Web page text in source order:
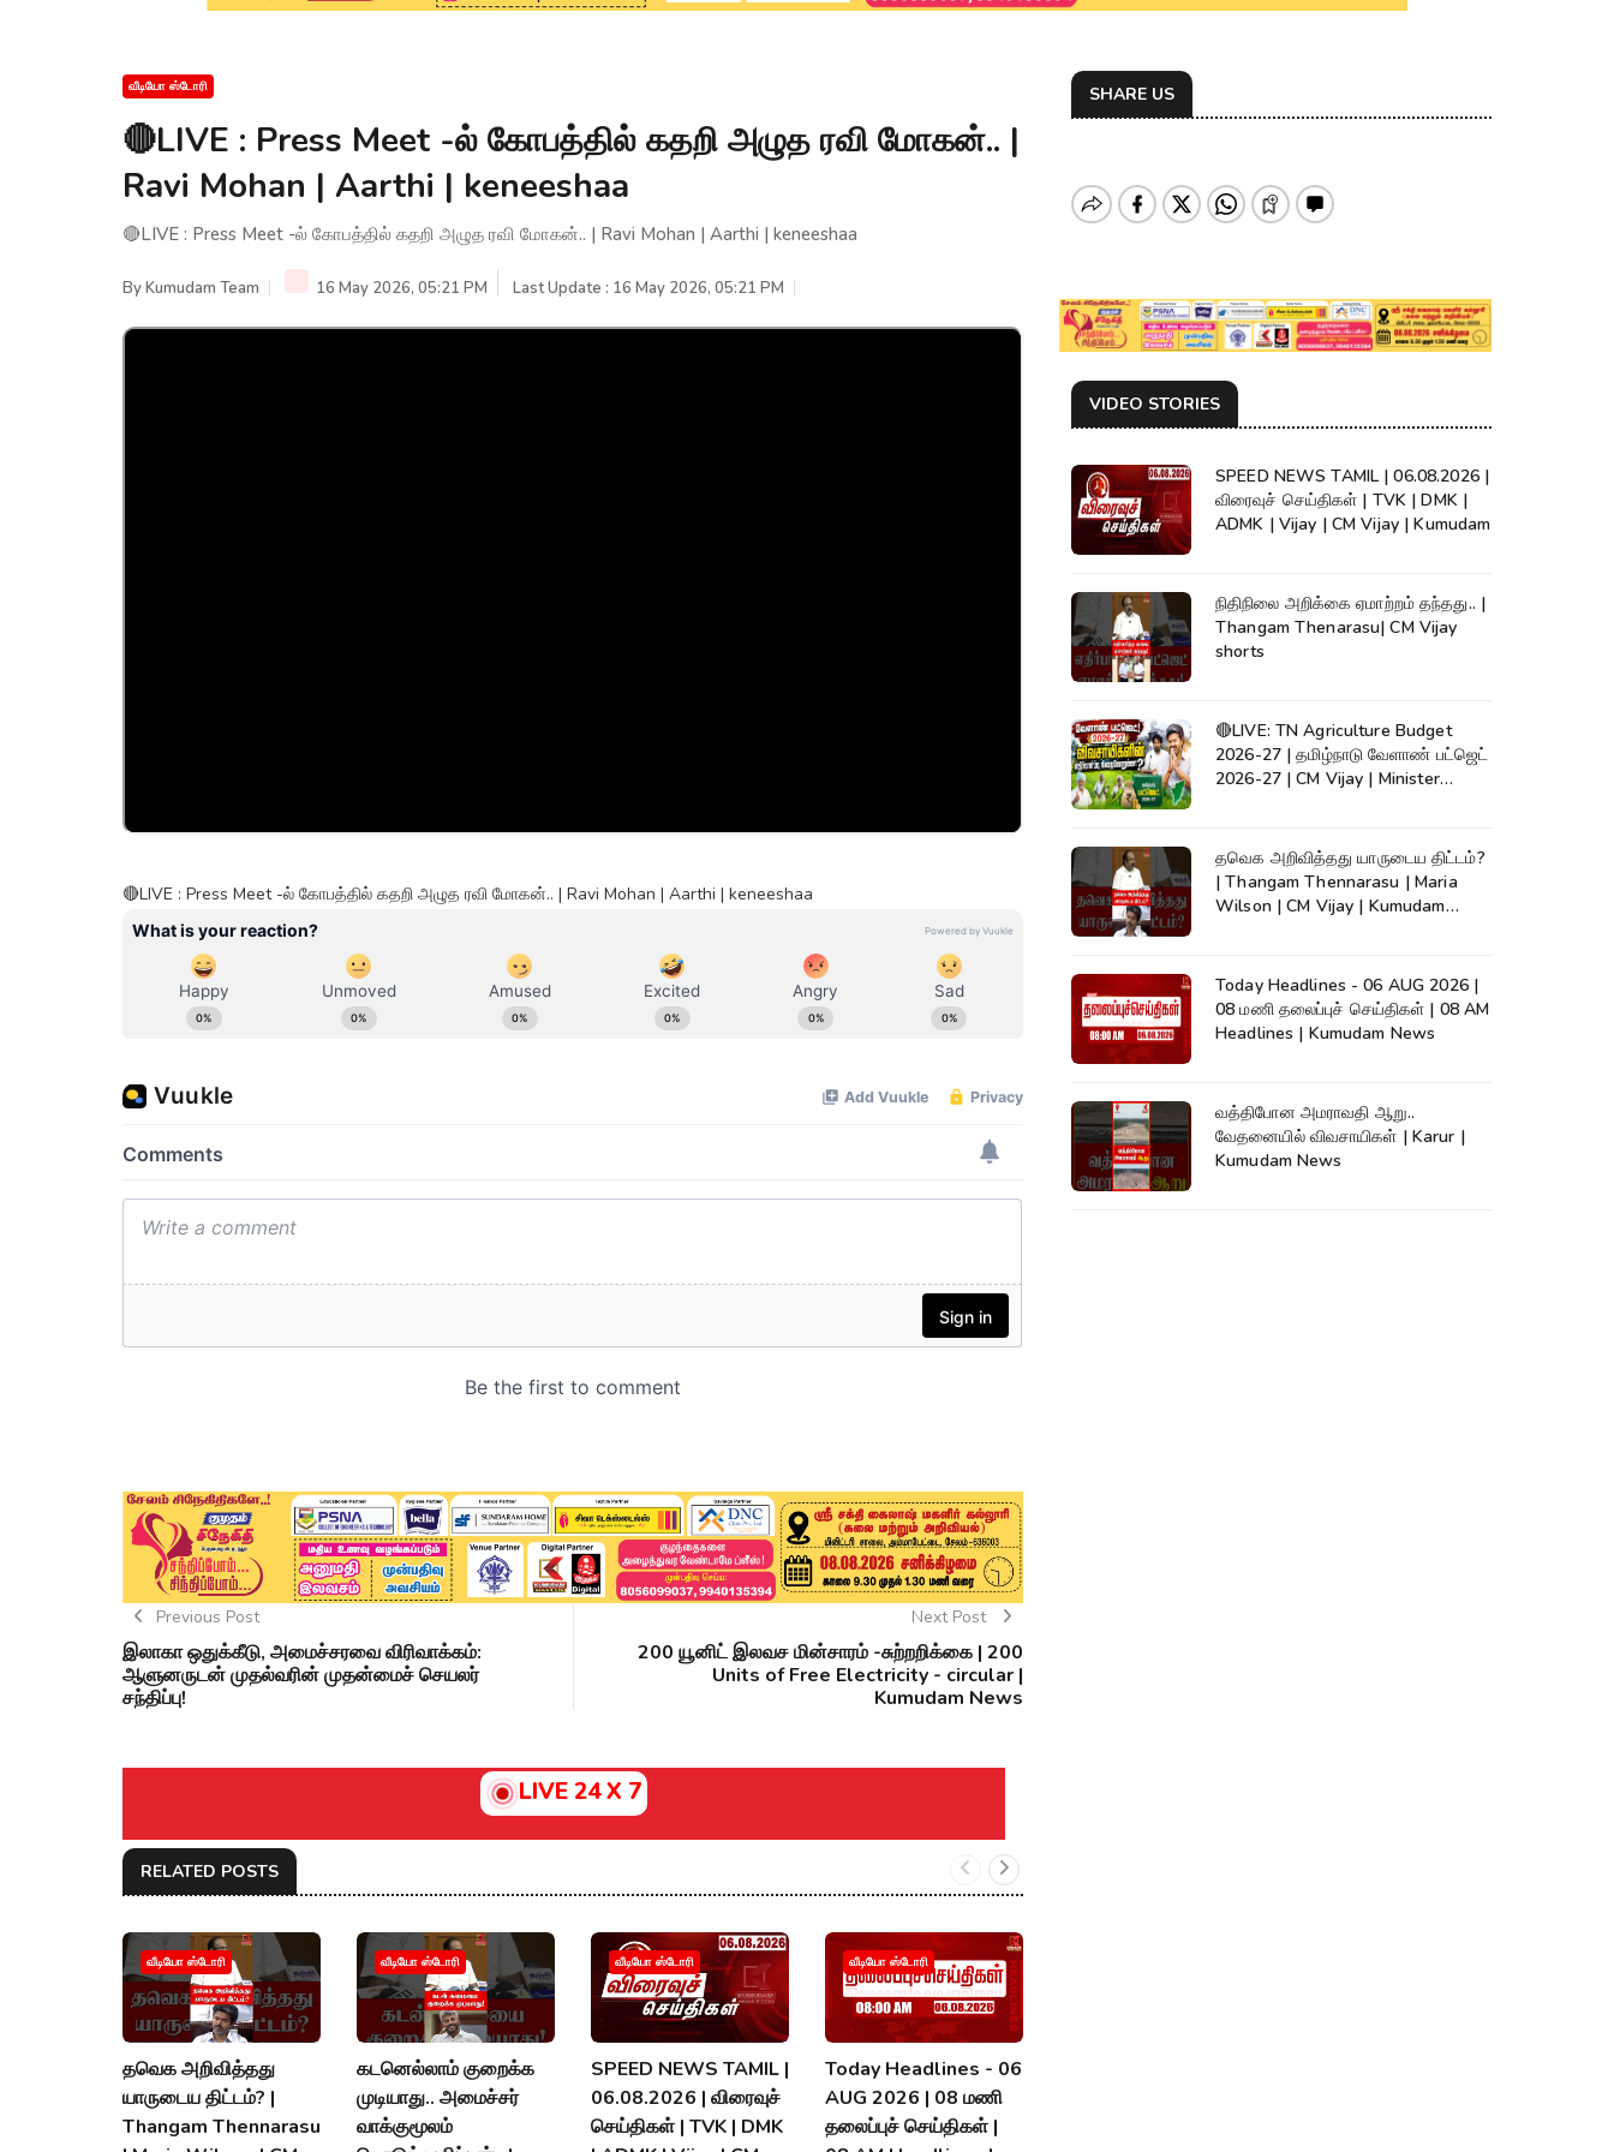
வீடியோ ஸ்டோரி
🔴LIVE : Press Meet -ல் கோபத்தில் கதறி அழுத ரவி மோகன்.. |
Ravi Mohan | Aarthi | keneeshaa
🔴LIVE : Press Meet -ல் கோபத்தில் கதறி அழுத ரவி மோகன்.. | Ravi Mohan | Aarthi | keneeshaa
ByKumudam Team 16 May 2026, 05:21 PM Last Update : 16 May 2026, 05:21 PM
🔴LIVE : Press Meet -ல் கோபத்தில் கதறி அழுத ரவி மோகன்.. | Ravi Mohan | Aarthi | keneeshaa
Previous Post
இலாகா ஒதுக்கீடு, அமைச்சரவை விரிவாக்கம்:
ஆளுனருடன் முதல்வரின் முதன்மைச் செயலர்
சந்திப்பு!
Next Post
200 யூனிட் இலவச மின்சாரம் -சுற்றறிக்கை | 200
Units of Free Electricity - circular |
Kumudam News
LIVE 24 X 7
RELATED POSTS
வீடியோ ஸ்டோரி
தவெக அறிவித்தது
யாருடைய திட்டம்? |
Thangam Thennarasu
வீடியோ ஸ்டோரி
கடனெல்லாம் குறைக்க
முடியாது.. அமைச்சர்
வாக்குமூலம்
வீடியோ ஸ்டோரி
SPEED NEWS TAMIL |
06.08.2026 | விரைவுச்
செய்திகள் | TVK | DMK
வீடியோ ஸ்டோரி
Today Headlines - 06
AUG 2026 | 08 மணி
தலைப்புச் செய்திகள் |
SHARE US
VIDEO STORIES
SPEED NEWS TAMIL | 06.08.2026 |
விரைவுச் செய்திகள் | TVK | DMK |
ADMK | Vijay | CM Vijay | Kumudam
நிதிநிலை அறிக்கை ஏமாற்றம் தந்தது.. |
Thangam Thenarasu| CM Vijay
shorts
🔴LIVE: TN Agriculture Budget
2026-27 | தமிழ்நாடு வேளாண் பட்ஜெட்
2026-27 | CM Vijay | Minister
தவெக அறிவித்தது யாருடைய திட்டம்?
| Thangam Thennarasu | Maria
Wilson | CM Vijay | Kumudam
Today Headlines - 06 AUG 2026 |
08 மணி தலைப்புச் செய்திகள் | 08 AM
Headlines | Kumudam News
வத்திபோன அமராவதி ஆறு..
வேதனையில் விவசாயிகள் | Karur |
Kumudam News